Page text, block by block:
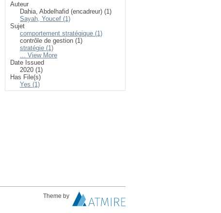
Auteur
Dahia, Abdelhafid (encadreur) (1)
Sayah, Youcef (1)
Sujet
comportement stratégique (1)
contrôle de gestion (1)
stratégie (1)
... View More
Date Issued
2020 (1)
Has File(s)
Yes (1)
Theme by